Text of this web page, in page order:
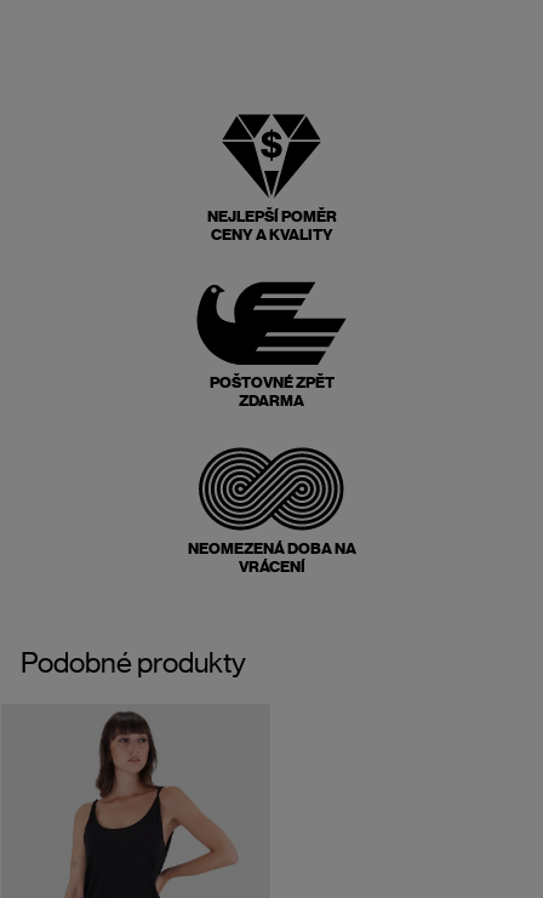
NEJLEPŠÍ POMĚR
CENY A KVALITY
POŠTOVNÉ ZPĚT
ZDARMA
NEOMEZENÁ DOBA NA
VRÁCENÍ
Podobné produkty